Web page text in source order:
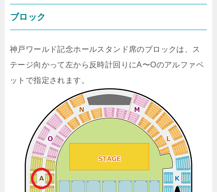
ブロック
神戸ワールド記念ホールスタンド席のブロックは、ス
テージ向かって左から反時計回りにA〜Oのアルファベ
ットで指定されます。